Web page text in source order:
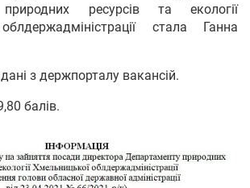
ресурсів та екології
стала Ганна
з держпорталу вакансій.
балів.